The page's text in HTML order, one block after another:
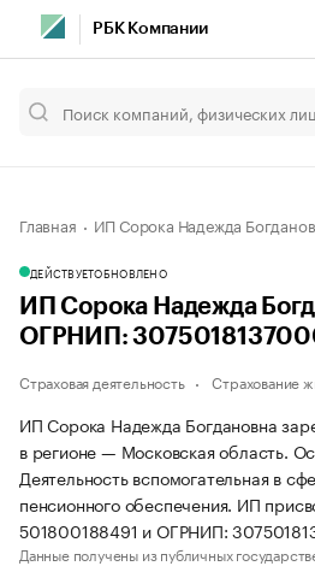
РБК Компании
Главная ИП Сорока Надежда
ДЕЙСТВУЕТОБНОВЛЕНО
ИП Сорока Надежда
ОГРНИП:
Страховая деятельность Страхование
ИП Сорока Надежда Богдановна
в регионе — Московская область.
Деятельность вспомогательная в
пенсионного обеспечения. ИП
501800188491 и ОГРНИП:
Данные получены из публичных